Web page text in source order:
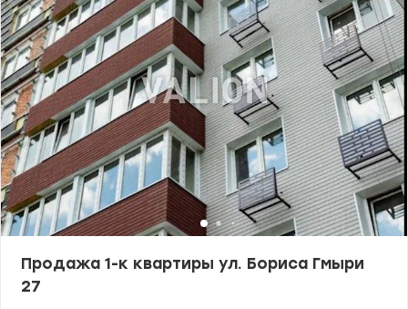
Продажа 1-к квартиры ул. Бориса Гмыри
27